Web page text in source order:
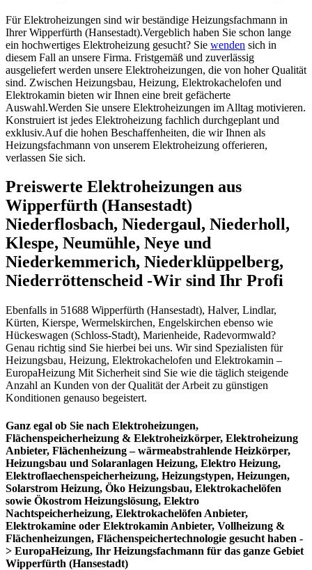
Für Elektroheizungen sind wir beständige Heizungsfachmann in
Ihrer Wipperfürth (Hansestadt).Vergeblich haben Sie schon lange
ein hochwertiges Elektroheizung gesucht? Sie wenden sich in
diesem Fall an unsere Firma. Fristgemäß und zuverlässig
ausgeliefert werden unsere Elektroheizungen, die von hoher Qualität
sind. Zwischen Heizungsbau, Heizung, Elektrokachelofen und
Elektrokamin bieten wir Ihnen eine breit gefächerte
Auswahl.Werden Sie unsere Elektroheizungen im Alltag motivieren.
Konstruiert ist jedes Elektroheizung fachlich durchgeplant und
exklusiv.Auf die hohen Beschaffenheiten, die wir Ihnen als
Heizungsfachmann von unserem Elektroheizung offerieren,
verlassen Sie sich.
Preiswerte Elektroheizungen aus
Wipperfürth (Hansestadt)
Niederflosbach, Niedergaul, Niederholl,
Klespe, Neumühle, Neye und
Niederkemmerich, Niederklüppelberg,
Niederröttenscheid -Wir sind Ihr Profi
Ebenfalls in 51688 Wipperfürth (Hansestadt), Halver, Lindlar,
Kürten, Kierspe, Wermelskirchen, Engelskirchen ebenso wie
Hückeswagen (Schloss-Stadt), Marienheide, Radevormwald?
Genau richtig sind Sie hierbei bei uns. Wir sind Spezialisten für
Heizungsbau, Heizung, Elektrokachelofen und Elektrokamin –
EuropaHeizung Mit Sicherheit sind Sie wie die täglich steigende
Anzahl an Kunden von der Qualität der Arbeit zu günstigen
Konditionen genauso begeistert.
Ganz egal ob Sie nach Elektroheizungen,
Flächenspeicherheizung & Elektroheizkörper, Elektroheizung
Anbieter, Flächenheizung – wärmeabstrahlende Heizkörper,
Heizungsbau und Solaranlagen Heizung, Elektro Heizung,
Elektroflaechenspeicherheizung, Heizungstypen, Heizungen,
Solarstrom Heizung, Öko Heizungsbau, Elektrokachelöfen
sowie Ökostrom Heizungslösung, Elektro
Nachtspeicherheizung, Elektrokachelöfen Anbieter,
Elektrokamine oder Elektrokamin Anbieter, Vollheizung &
Flächenheizungen, Flächenspeichertechnologie gesucht haben -
> EuropaHeizung, Ihr Heizungsfachmann für das ganze Gebiet
Wipperfürth (Hansestadt)